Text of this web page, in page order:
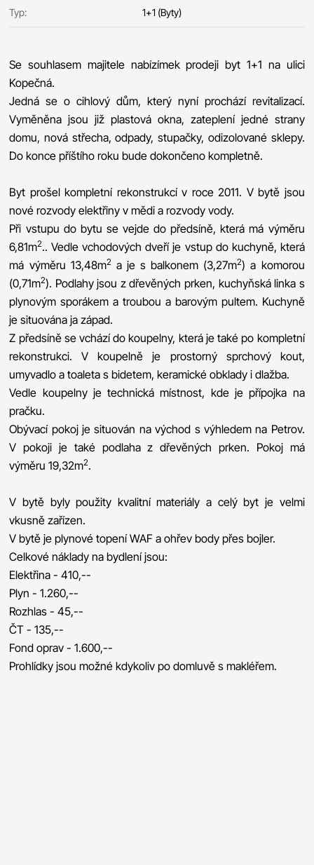
Typ: 1+1 (Byty)
Se souhlasem majitele nabízímek prodeji byt 1+1 na ulici
Kopečná.
Jedná se o cihlový dům, který nyní prochází revitalizací.
Vyměněna jsou již plastová okna, zateplení jedné strany
domu, nová střecha, odpady, stupačky, odizolované sklepy.
Do konce příštího roku bude dokončeno kompletně.
Byt prošel kompletní rekonstrukcí v roce 2011. V bytě jsou
nové rozvody elektřiny v mědi a rozvody vody.
Při vstupu do bytu se vejde do předsíně, která má výměru
6,81m2.. Vedle vchodových dveří je vstup do kuchyně, která
má výměru 13,48m2a je s balkonem (3,27m2) a komorou
(0,71m2). Podlahy jsou z dřevěných prken, kuchyňská linka s
plynovým sporákem a troubou a barovým pultem. Kuchyně
je situována ja západ.
Z předsíně se vchází do koupelny, která je také po kompletní
rekonstrukci. V koupelně je prostorný sprchový kout,
umyvadlo a toaleta s bidetem, keramické obklady i dlažba.
Vedle koupelny je technická místnost, kde je přípojka na
pračku.
Obývací pokoj je situován na východ s výhledem na Petrov.
V pokoji je také podlaha z dřevěných prken. Pokoj má
výměru 19,32m2.
V bytě byly použity kvalitní materiály a celý byt je velmi
vkusně zařízen.
V bytě je plynové topení WAF a ohřev body přes bojler.
Celkové náklady na bydlení jsou:
Elektřina - 410,--
Plyn - 1.260,--
Rozhlas - 45,--
ČT - 135,--
Fond oprav - 1.600,--
Prohlídky jsou možné kdykoliv po domluvě s makléřem.